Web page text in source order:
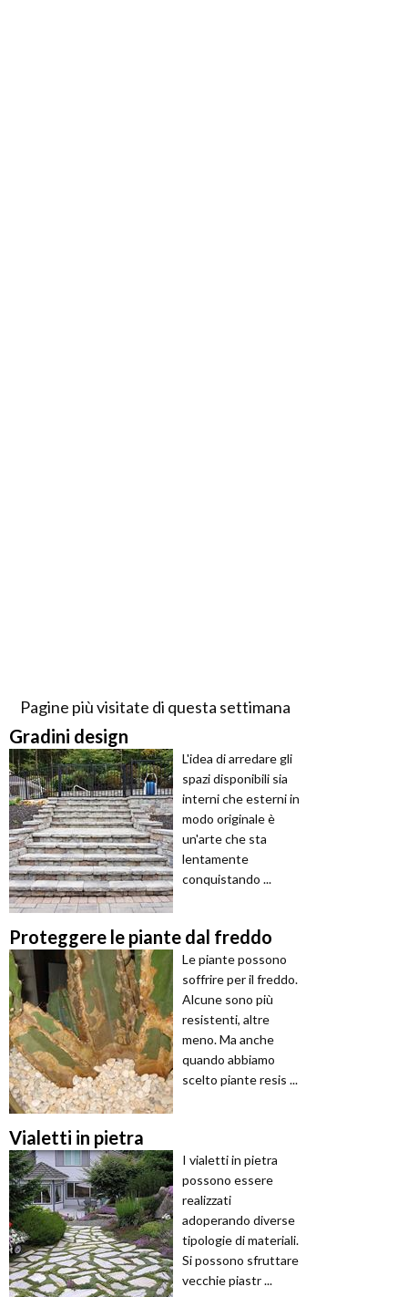
Pagine più visitate di questa settimana
Gradini design
L'idea di arredare gli
spazi disponibili sia
interni che esterni in
modo originale è
un'arte che sta
lentamente
conquistando ...
Proteggere le piante dal freddo
Le piante possono
soffrire per il freddo.
Alcune sono più
resistenti, altre
meno. Ma anche
quando abbiamo
scelto piante resis ...
Vialetti in pietra
I vialetti in pietra
possono essere
realizzati
adoperando diverse
tipologie di materiali.
Si possono sfruttare
vecchie piastr ...